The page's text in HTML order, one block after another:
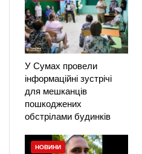
У Сумах провели
інформаційні зустрічі
для мешканців
пошкоджених
обстрілами будинків
НОВИНИ